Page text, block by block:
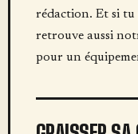
rédaction. Et si tu
retrouve aussi
pour un